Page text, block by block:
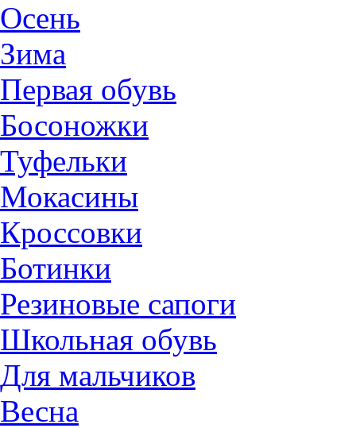
Осень
Зима
Первая обувь
Босоножки
Туфельки
Мокасины
Кроссовки
Ботинки
Резиновые сапоги
Школьная обувь
Для мальчиков
Весна